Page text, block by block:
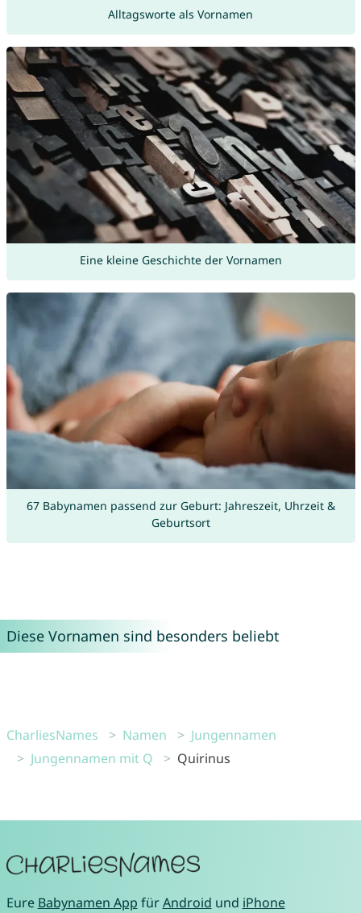
Alltagsworte als Vornamen
Eine kleine Geschichte der Vornamen
67 Babynamen passend zur Geburt: Jahreszeit, Uhrzeit &
Geburtsort
Diese Vornamen sind besonders beliebt
CharliesNames Namen
Jungennamen
Jungennamen mit Q
Quirinus
Eure Babynamen App fürAndroid und iPhone